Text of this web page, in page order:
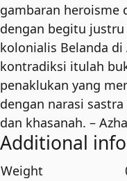
gambaran heroisme
dengan begitu
kolonialis Belanda di
kontradiksi itulah
penaklukan yang
dengan narasi
dan khasanah. –
Additional
Weight